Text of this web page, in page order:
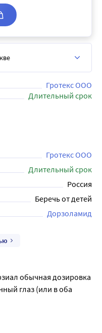
Гротекс ООО
Длительный срок
Гротекс ООО
Длительный срок
Россия
Беречь от детей
Дорзоламид
обычная дозировка
глаз (или в оба
препаратом Дорзиал
что раствор